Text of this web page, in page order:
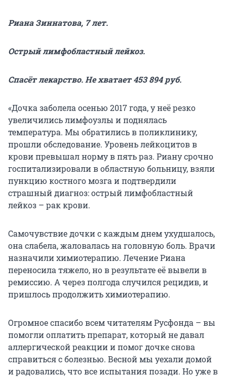
Риана Зиннатова, 7 лет.
Острый лимфобластный лейкоз.
Спасёт лекарство. Не хватает 453 894 руб.
«Дочка заболела осенью 2017 года, у неё резко
увеличились лимфоузлы и поднялась
температура. Мы обратились в поликлинику,
прошли обследование. Уровень лейкоцитов в
крови превышал норму в пять раз. Риану срочно
госпитализировали в областную больницу, взяли
пункцию костного мозга и подтвердили
страшный диагноз: острый лимфобластный
лейкоз – рак крови.
Самочувствие дочки с каждым днем ухудшалось,
она слабела, жаловалась на головную боль. Врачи
назначили химиотерапию. Лечение Риана
переносила тяжело, но в результате её вывели в
ремиссию. А через полгода случился рецидив, и
пришлось продолжить химиотерапию.
Огромное спасибо всем читателям Русфонда – вы
помогли оплатить препарат, который не давал
аллергической реакции и помог дочке снова
справиться с болезнью. Весной мы уехали домой
и радовались, что все испытания позади. Но уже в